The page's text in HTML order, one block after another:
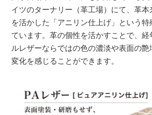
イツのターナリー（革工場）にて、革
を活かした「アニリン仕上げ」という
ています。革の個性を活かすことで、経
ルレザーならではの色の濃淡や表面の
変化を感じることができます。